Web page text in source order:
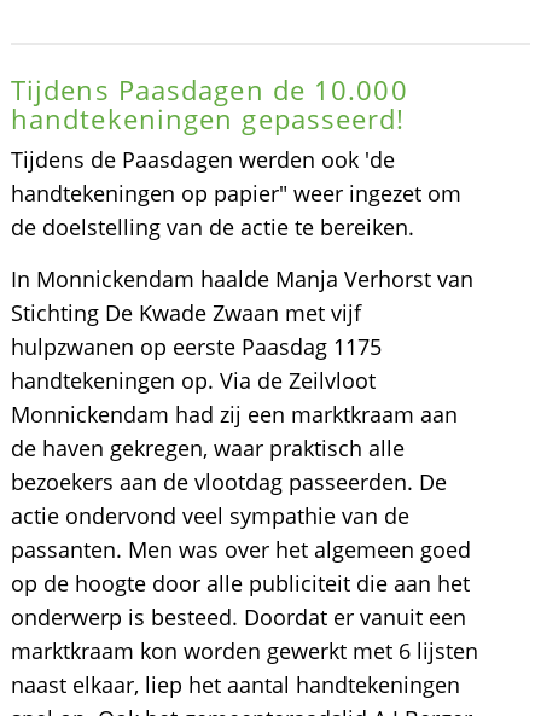
Tijdens Paasdagen de 10.000
handtekeningen gepasseerd!
Tijdens de Paasdagen werden ook 'de
handtekeningen op papier" weer ingezet om
de doelstelling van de actie te bereiken.
In Monnickendam haalde Manja Verhorst van
Stichting De Kwade Zwaan met vijf
hulpzwanen op eerste Paasdag 1175
handtekeningen op. Via de Zeilvloot
Monnickendam had zij een marktkraam aan
de haven gekregen, waar praktisch alle
bezoekers aan de vlootdag passeerden. De
actie ondervond veel sympathie van de
passanten. Men was over het algemeen goed
op de hoogte door alle publiciteit die aan het
onderwerp is besteed. Doordat er vanuit een
marktkraam kon worden gewerkt met 6 lijsten
naast elkaar, liep het aantal handtekeningen